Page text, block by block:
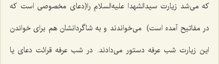
که می‌شد زیارت سیدالشهدا علیه‌السلام را(دعاى مخصوصى است که
در مفاتیح آمده است) می‌خواندند و به شاگردانشان هم برای خواندن
این زیارت شب عرفه دستور می‌دادند. در شب عرفه قرائت دعای یا